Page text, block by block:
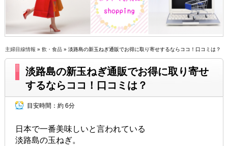
主婦目線情報 » 飲・食品 » 淡路島の新玉ねぎ通販でお得に取り寄せするならココ！口コミは？
淡路島の新玉ねぎ通販でお得に取り寄せ
するならココ！口コミは？
目安時間： 約 6分
日本で一番美味しいと言われている
淡路島の玉ねぎ。